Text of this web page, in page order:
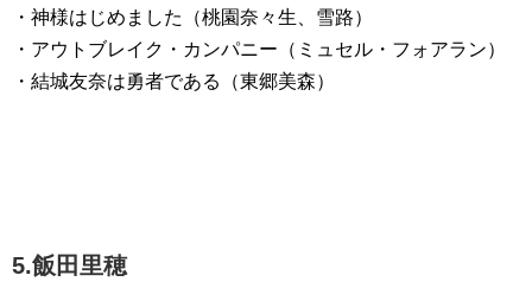
・神様はじめました（桃園奈々生、雪路）
・アウトブレイク・カンパニー（ミュセル・フォアラン）
・結城友奈は勇者である（東郷美森）
5.飯田里穂